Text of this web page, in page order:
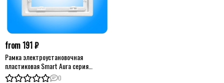
from 191 ₽
Рамка электроустановочная
пластиковая Smart Aura серия
PREMIER
0